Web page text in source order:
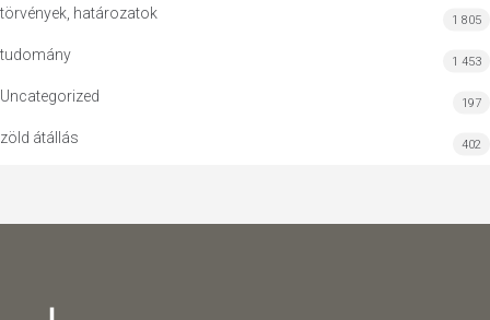
törvények, határozatok 1 805
tudomány 1 453
Uncategorized 197
zöld átállás 402